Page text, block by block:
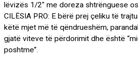
lëvizës 1/2″ me doreza shtrënguese
CILËSIA PRO: E bërë prej çeliku të
këtë mjet më të qëndrueshëm,
gjatë viteve të përdorimit dhe është
poshtme”.